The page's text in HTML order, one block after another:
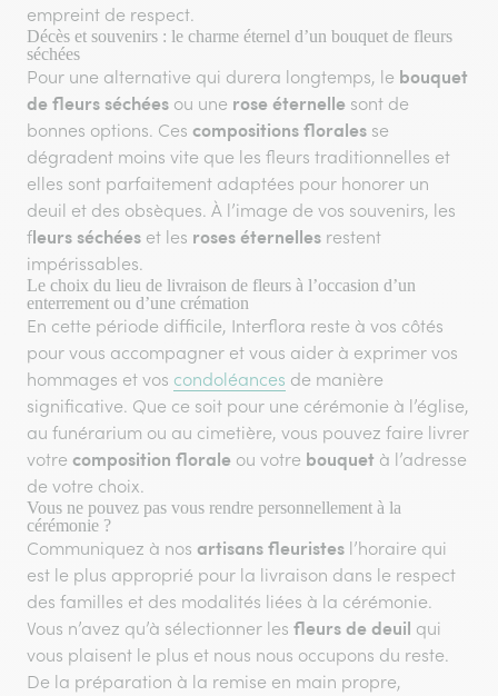
empreint de respect.
Décès et souvenirs : le charme éternel d’un bouquet de fleurs
séchées
Pour une alternative qui durera longtemps, le bouquet
de fleurs séchées ou une rose éternelle sont de
bonnes options. Ces compositions florales se
dégradent moins vite que les fleurs traditionnelles et
elles sont parfaitement adaptées pour honorer un
deuil et des obsèques. À l’image de vos souvenirs, les
fleurs séchées et les roses éternelles restent
impérissables.
Le choix du lieu de livraison de fleurs à l’occasion d’un
enterrement ou d’une crémation
En cette période difficile, Interflora reste à vos côtés
pour vous accompagner et vous aider à exprimer vos
hommages et vos condoléances de manière
significative. Que ce soit pour une cérémonie à l’église,
au funérarium ou au cimetière, vous pouvez faire livrer
votre composition florale ou votre bouquet à l’adresse
de votre choix.
Vous ne pouvez pas vous rendre personnellement à la
cérémonie ?
Communiquez à nos artisans fleuristes l’horaire qui
est le plus approprié pour la livraison dans le respect
des familles et des modalités liées à la cérémonie.
Vous n’avez qu’à sélectionner les fleurs de deuil qui
vous plaisent le plus et nous nous occupons du reste.
De la préparation à la remise en main propre,